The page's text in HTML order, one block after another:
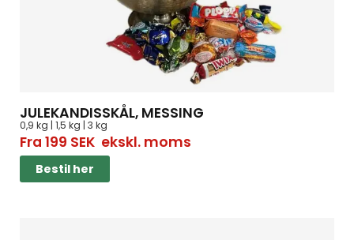
JULEKANDISSKÅL, MESSING
0,9 kg | 1,5 kg | 3 kg
Fra 199 SEKekskl. moms
Bestil her